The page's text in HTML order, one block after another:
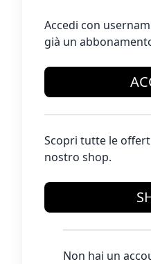
Accedi con
già un
Scopri tutte le
nostro shop.
Non hai un